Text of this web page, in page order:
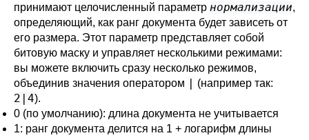
принимают целочисленный параметр нормализации,
определяющий, как ранг документа будет зависеть от
его размера. Этот параметр представляет собой
битовую маску и управляет несколькими режимами:
вы можете включить сразу несколько режимов,
объединив значения оператором | (например так:
2|4).
0 (по умолчанию): длина документа не учитывается
1: ранг документа делится на 1 + логарифм длины